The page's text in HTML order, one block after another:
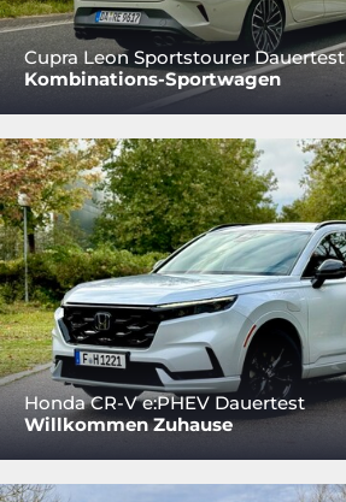
Cupra Leon Sportstourer Dauertest
Kombinations-Sportwagen
Honda CR-V e:PHEV Dauertest
Willkommen Zuhause